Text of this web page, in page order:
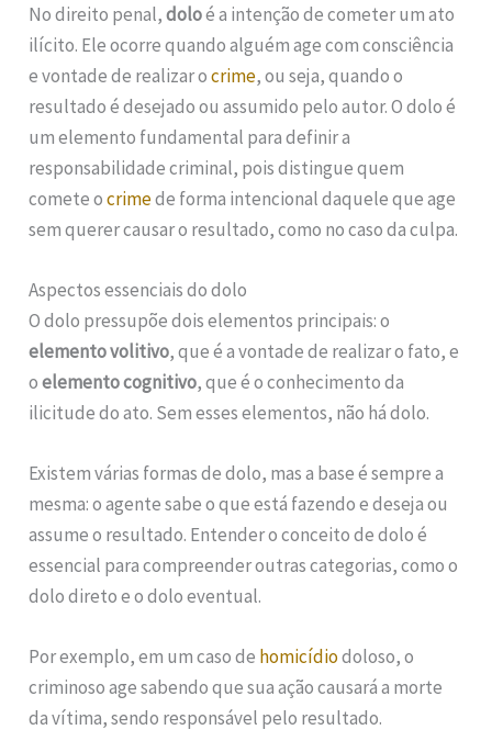
No direito penal,doloé a intenção de cometer um ato
ilícito. Ele ocorre quando alguém age com consciência
e vontade de realizar ocrime, ou seja, quando o
resultado é desejado ou assumido pelo autor. O dolo é
um elemento fundamental para definir a
responsabilidade criminal, pois distingue quem
comete ocrimede forma intencional daquele que age
sem querer causar o resultado, como no caso da culpa.
Aspectos essenciais do dolo
O dolo pressupõe dois elementos principais: o
elemento volitivo, que é a vontade de realizar o fato, e
oelemento cognitivo, que é o conhecimento da
ilicitude do ato. Sem esses elementos, não há dolo.
Existem várias formas de dolo, mas a base é sempre a
mesma: o agente sabe o que está fazendo e deseja ou
assume o resultado. Entender o conceito de dolo é
essencial para compreender outras categorias, como o
dolo direto e o dolo eventual.
Por exemplo, em um caso de homicídiodoloso, o
criminoso age sabendo que sua ação causará a morte
da vítima, sendo responsável pelo resultado.